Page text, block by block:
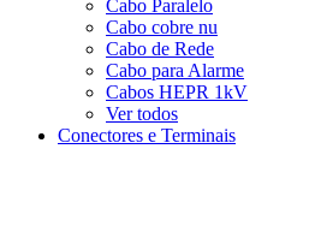
Cabo Paralelo
Cabo cobre nu
Cabo de Rede
Cabo para Alarme
Cabos HEPR 1kV
Ver todos
Conectores e Terminais